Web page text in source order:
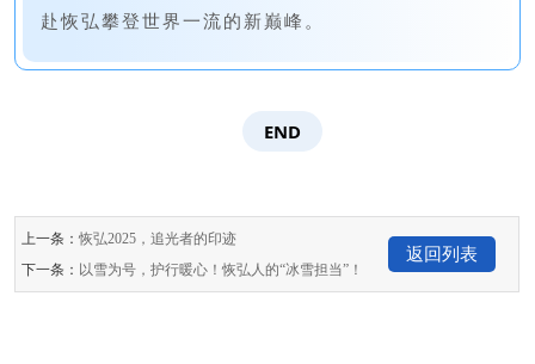
赴恢弘攀登世界一流的新巅峰。
END
上一条：恢弘2025，追光者的印迹
下一条： 以雪为号，护行暖心！恢弘人的“冰雪担当”！
返回列表